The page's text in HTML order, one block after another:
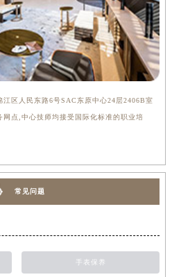
区人民东路6号SAC东原中心24层2406B室
网点,中心技师均接受国际化标准的职业培
常见问题
手表保养